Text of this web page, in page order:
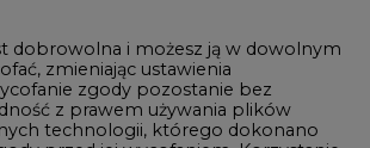
dobrowolna i możesz ją w dowolnym
zmieniając ustawienia
zgody pozostanie bez
z prawem używania plików
technologii, którego dokonano